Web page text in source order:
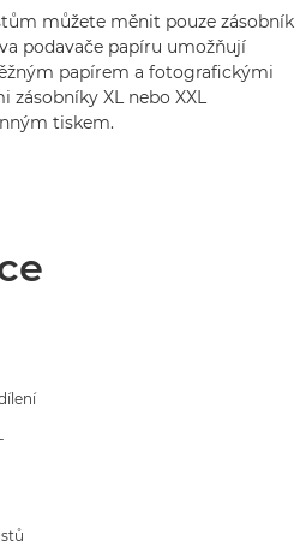
můžete měnit pouze zásobník
podavače papíru umožňují
papírem a fotografickými
zásobníky XL nebo XXL
tiskem.